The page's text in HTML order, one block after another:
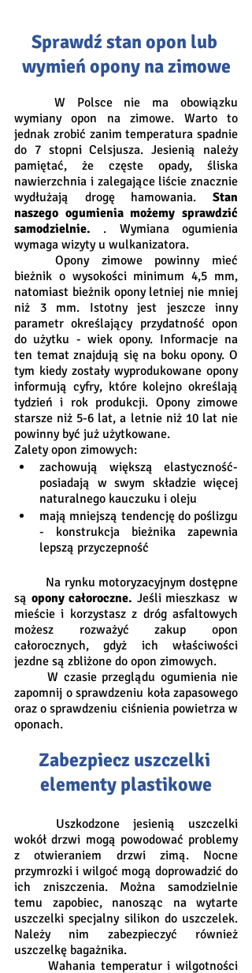
Sprawdź stan opon lub
wymień opony na zimowe
wymiany opon na zimowe. Warto to
jednak zrobić zanim temperatura spadnie
do 7 stopni Celsjusza. Jesienią należy
pamiętać, że częste opady, śliska
nawierzchnia i zalegające liście znacznie
wydłużają drogę hamowania. Stan
naszego ogumienia możemy sprawdzić
samodzielnie. . Wymiana ogumienia
wymaga wizyty u wulkanizatora.
bieżnik o wysokości minimum 4,5 mm,
natomiast bieżnik opony letniej nie mniej
niż 3 mm. Istotny jest jeszcze inny
parametr określający przydatność opon
do użytku - wiek opony. Informacje na
ten temat znajdują się na boku opony. O
tym kiedy zostały wyprodukowane opony
informują cyfry, które kolejno określają
tydzień i rok produkcji. Opony zimowe
starsze niż 5-6 lat, a letnie niż 10 lat nie
powinny być już użytkowane.
Zalety opon zimowych:
zachowują większą elastyczność-
posiadają w swym składzie więcej
naturalnego kauczuku i oleju
mają mniejszą tendencję do poślizgu
- konstrukcja bieżnika zapewnia
lepszą przyczepność
są opony całoroczne. Jeśli mieszkasz  w
mieście i korzystasz z dróg asfaltowych
możesz rozważyć zakup opon
całorocznych, gdyż ich właściwości
jezdne są zbliżone do opon zimowych.
	W czasie przeglądu ogumienia nie
zapomnij o sprawdzeniu koła zapasowego
oraz o sprawdzeniu ciśnienia powietrza w
oponach.
Zabezpiecz uszczelki
elementy plastikowe
wokół drzwi mogą powodować problemy
z otwieraniem drzwi zimą. Nocne
przymrozki i wilgoć mogą doprowadzić do
ich zniszczenia. Można samodzielnie
temu zapobiec, nanosząc na wytarte
uszczelki specjalny silikon do uszczelek.
Należy nim zabezpieczyć również
uszczelkę bagażnika.